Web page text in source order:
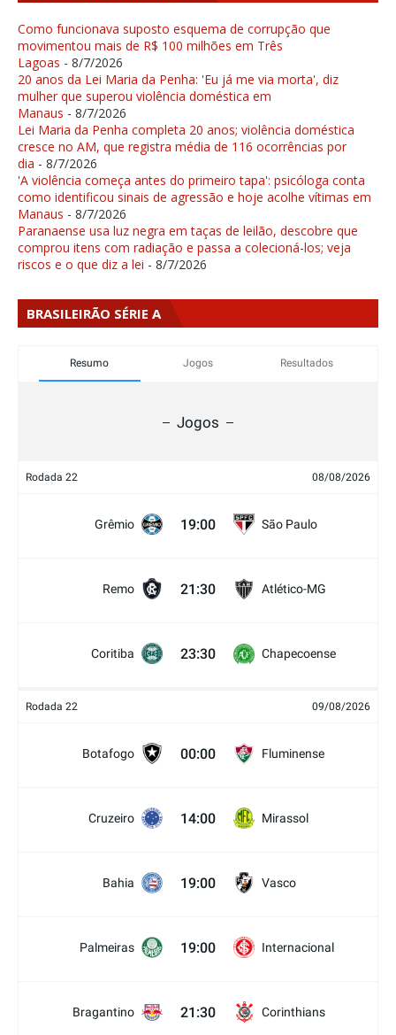
Como funcionava suposto esquema de corrupção que
movimentou mais de R$ 100 milhões em Três
Lagoas - 8/7/2026
20 anos da Lei Maria da Penha: 'Eu já me via morta', diz
mulher que superou violência doméstica em
Manaus - 8/7/2026
Lei Maria da Penha completa 20 anos; violência doméstica
cresce no AM, que registra média de 116 ocorrências por
dia - 8/7/2026
'A violência começa antes do primeiro tapa': psicóloga conta
como identificou sinais de agressão e hoje acolhe vítimas em
Manaus - 8/7/2026
Paranaense usa luz negra em taças de leilão, descobre que
comprou itens com radiação e passa a colecioná-los; veja
riscos e o que diz a lei - 8/7/2026
BRASILEIRÃO SÉRIE A
Resumo Jogos Resultados
Jogos
Rodada 22 08/08/2026
Grêmio 19:00 São Paulo
Remo 21:30 Atlético-MG
Coritiba 23:30 Chapecoense
Rodada 22 09/08/2026
Botafogo 00:00 Fluminense
Cruzeiro 14:00 Mirassol
Bahia 19:00 Vasco
Palmeiras 19:00 Internacional
Bragantino 21:30 Corinthians